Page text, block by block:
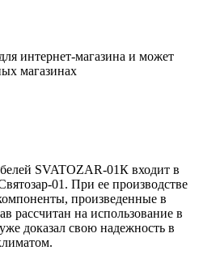
интернет-магазина и может
магазинах
SVATOZAR-01К входит в
01. При ее производстве
произведенные в
рассчитан на использование в
доказал свою надежность в